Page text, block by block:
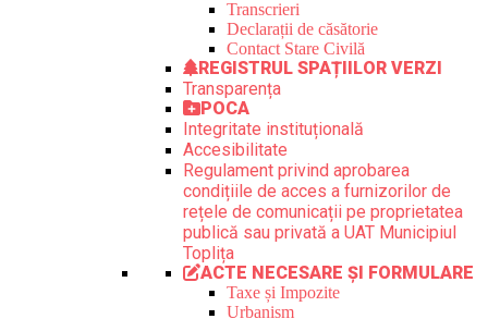
Transcrieri
Declarații de căsătorie
Contact Stare Civilă
REGISTRUL SPAȚIILOR VERZI
Transparența
POCA
Integritate instituțională
Accesibilitate
Regulament privind aprobarea
condițiile de acces a furnizorilor de
rețele de comunicații pe proprietatea
publică sau privată a UAT Municipiul
Toplița
ACTE NECESARE ȘI FORMULARE
Taxe și Impozite
Urbanism